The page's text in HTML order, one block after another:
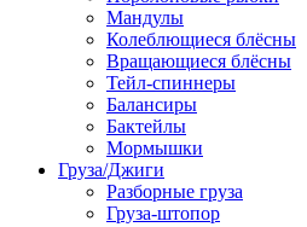
Мандулы
Колеблющиеся блёсны
Вращающиеся блёсны
Тейл-спиннеры
Балансиры
Бактейлы
Мормышки
Груза/Джиги
Разборные груза
Груза-штопор